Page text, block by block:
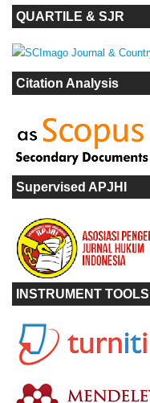
QUARTILE & SJR
Citation Analysis
Supervised APJHI
INSTRUMENT TOOLS